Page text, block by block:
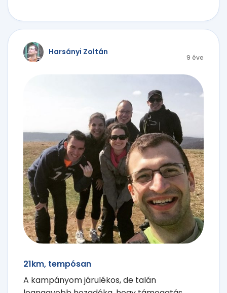
Harsányi Zoltán
9 éve
21km, tempósan
A kampányom járulékos, de talán